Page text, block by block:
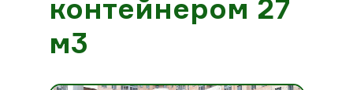
контейнером 27
м3